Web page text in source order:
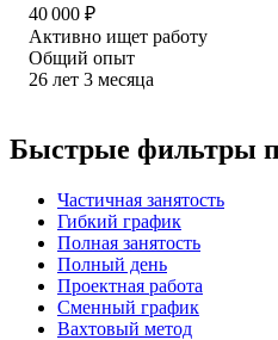
40 000 ₽
Активно ищет работу
Общий опыт
26 лет 3 месяца
Быстрые фильтры
Частичная занятость
Гибкий график
Полная занятость
Полный день
Проектная работа
Сменный график
Вахтовый метод